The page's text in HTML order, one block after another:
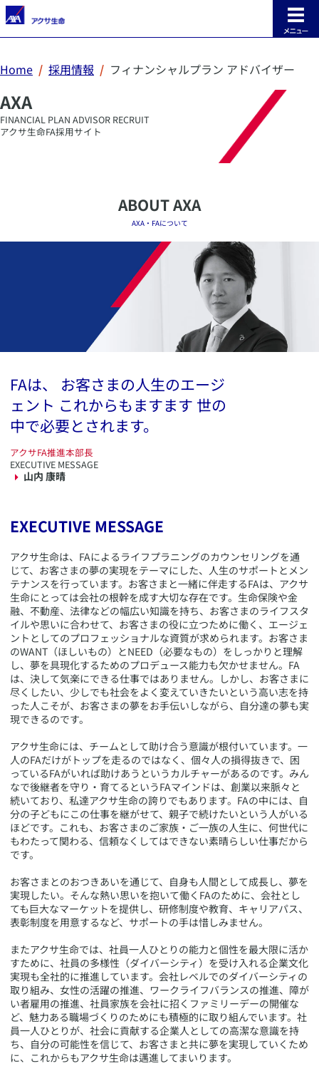
INDEX トップ
ABOUT AXA AXA・FA について
FA インタビュー
REWARD 報酬・表彰
RECRUITING INFO 採用情報
ENTRY
Home 採用情報 フィナンシャルプラン アドバイザー
AXA
FINANCIAL PLAN ADVISOR RECRUIT
アクサ生命FA採用サイト
ABOUT AXA
AXA・FAについて
FAは、 お客さまの人生のエージ
ェント これからもますます 世の
中で必要とされます。
アクサFA推進本部長
EXECUTIVE MESSAGE
山内 康晴
EXECUTIVE MESSAGE
アクサ生命は、FAによるライフプラニングのカウンセリングを通
じて、お客さまの夢の実現をテーマにした、人生のサポートとメン
テナンスを行っています。お客さまと一緒に伴走するFAは、アクサ
生命にとっては会社の根幹を成す大切な存在です。生命保険や金
融、不動産、法律などの幅広い知識を持ち、お客さまのライフスタ
イルや思いに合わせて、お客さまの役に立つために働く、エージェ
ントとしてのプロフェッショナルな資質が求められます。お客さま
のWANT（ほしいもの）とNEED（必要なもの）をしっかりと理解
し、夢を具現化するためのプロデュース能力も欠かせません。FA
は、決して気楽にできる仕事ではありません。しかし、お客さまに
尽くしたい、少しでも社会をよく変えていきたいという高い志を持
った人こそが、お客さまの夢をお手伝いしながら、自分達の夢も実
現できるのです。
アクサ生命には、チームとして助け合う意識が根付いています。一
人のFAだけがトップを走るのではなく、個々人の損得抜きで、困
っているFAがいれば助けあうというカルチャーがあるのです。みん
なで後継者を守り・育てるというFAマインドは、創業以来脈々と
続いており、私達アクサ生命の誇りでもあります。FAの中には、自
分の子どもにこの仕事を継がせて、親子で続けたいという人がいる
ほどです。これも、お客さまのご家族・ご一族の人生に、何世代に
もわたって関わる、信頼なくしてはできない素晴らしい仕事だから
です。
お客さまとのおつきあいを通じて、自身も人間として成長し、夢を
実現したい。そんな熱い思いを抱いて働くFAのために、会社とし
ても巨大なマーケットを提供し、研修制度や教育、キャリアパス、
表彰制度を用意するなど、サポートの手は惜しみません。
またアクサ生命では、社員一人ひとりの能力と個性を最大限に活か
すために、社員の多様性（ダイバーシティ）を受け入れる企業文化
実現も全社的に推進しています。会社レベルでのダイバーシティの
取り組み、女性の活躍の推進、ワークライフバランスの推進、障が
い者雇用の推進、社員家族を会社に招くファミリーデーの開催な
ど、魅力ある職場づくりのためにも積極的に取り組んでいます。社
員一人ひとりが、社会に貢献する企業人としての高潔な意識を持
ち、自分の可能性を信じて、お客さまと共に夢を実現していくため
に、これからもアクサ生命は邁進してまいります。